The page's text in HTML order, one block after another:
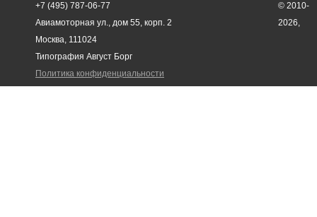
+7 (495) 787-06-77
Авиамоторная ул., дом 55, корп. 2
Москва, 111024
© 2010-
2026,
Типография Август Борг
Политика конфиденциальности